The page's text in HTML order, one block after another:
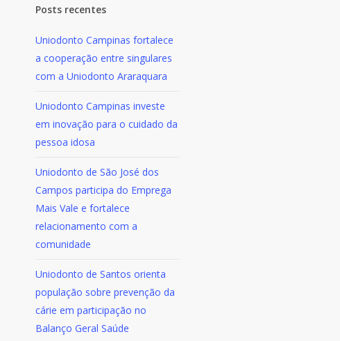
Posts recentes
Uniodonto Campinas fortalece
a cooperação entre singulares
com a Uniodonto Araraquara
Uniodonto Campinas investe
em inovação para o cuidado da
pessoa idosa
Uniodonto de São José dos
Campos participa do Emprega
Mais Vale e fortalece
relacionamento com a
comunidade
Uniodonto de Santos orienta
população sobre prevenção da
cárie em participação no
Balanço Geral Saúde